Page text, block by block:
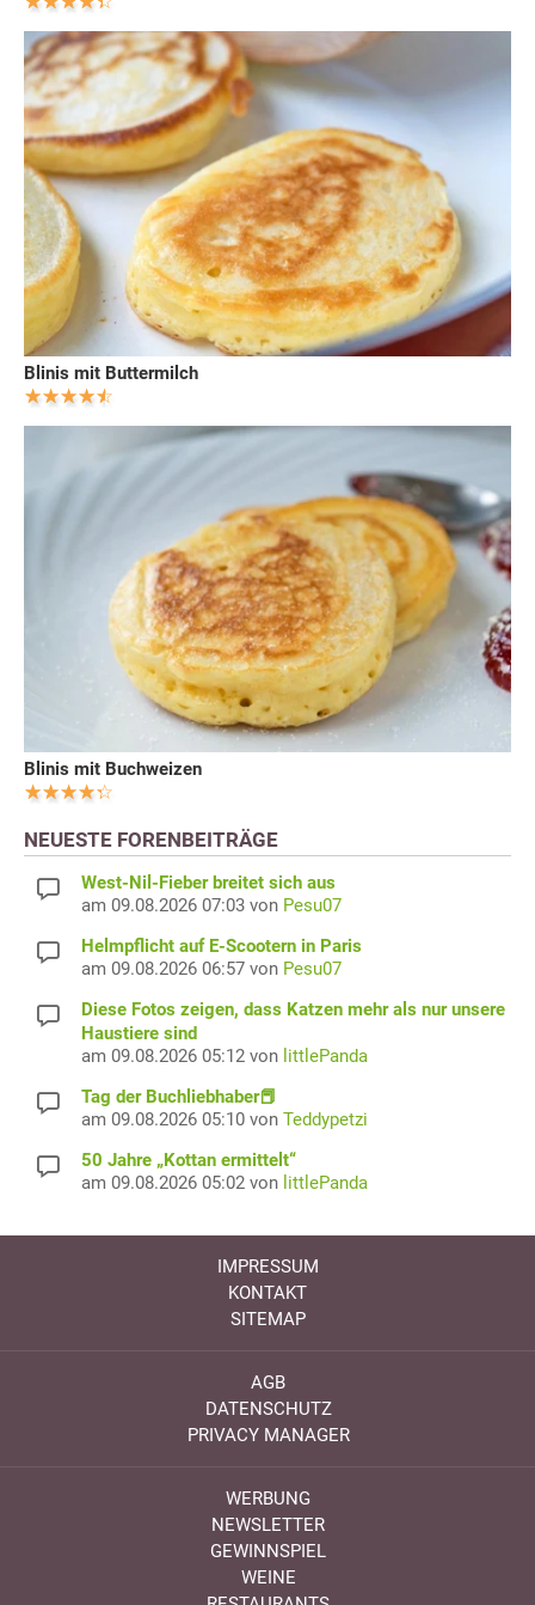
Blinis mit Buttermilch
Blinis mit Buchweizen
NEUESTE FORENBEITRÄGE
West-Nil-Fieber breitet sich aus
am 09.08.2026 07:03 von Pesu07
Helmpflicht auf E-Scootern in Paris
am 09.08.2026 06:57 von Pesu07
Diese Fotos zeigen, dass Katzen mehr als nur unsere
Haustiere sind
am 09.08.2026 05:12 von littlePanda
Tag der Buchliebhaber📕
am 09.08.2026 05:10 von Teddypetzi
50 Jahre „Kottan ermittelt“
am 09.08.2026 05:02 von littlePanda
IMPRESSUM
KONTAKT
SITEMAP
AGB
DATENSCHUTZ
PRIVACY MANAGER
WERBUNG
NEWSLETTER
GEWINNSPIEL
WEINE